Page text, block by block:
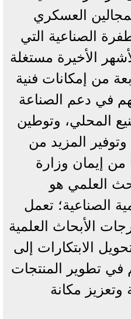
العسكري
الصناعية التي
الأخيرة مستغلة
من إمكانات فنية
في دعم الصناعة
المحلي، وتوطين
وتوفير المزيد من
من إيمان وزارة
العلمي هو
الصناعية؛ تعمل
الأبحاث العلمية
الابتكارات إلى
في تطوير المنتجات
وتعزيز مكانة